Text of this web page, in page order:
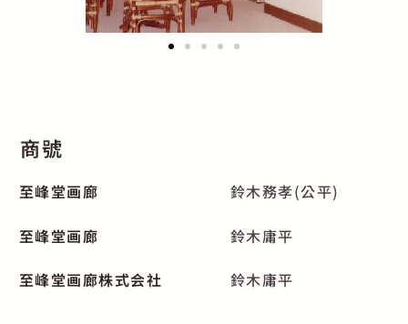
商號
至峰堂画廊 鈴木務孝(公平)
至峰堂画廊 鈴木庸平
至峰堂画廊株式会社 鈴木庸平